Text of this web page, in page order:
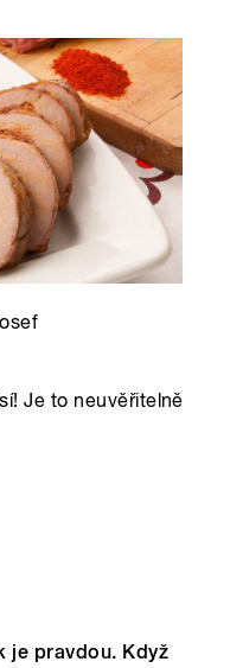
Je to neuvěřitelně
je pravdou. Když